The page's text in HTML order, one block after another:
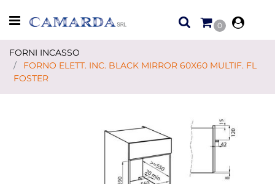
Open menu
0
FORNI INCASSO
FORNO ELETT. INC. BLACK MIRROR 60X60 MULTIF. FL
FOSTER